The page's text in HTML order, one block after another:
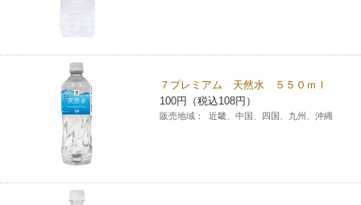
７プレミアム 天然水 ５５０ｍｌ
100円（税込108円）
販売地域： 近畿、中国、四国、九州、沖縄